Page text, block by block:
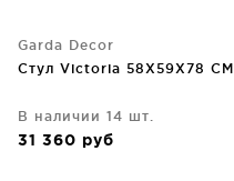
Garda Decor
Стул Victoria 58X59X78 CM
В наличии 14 шт.
31 360 руб